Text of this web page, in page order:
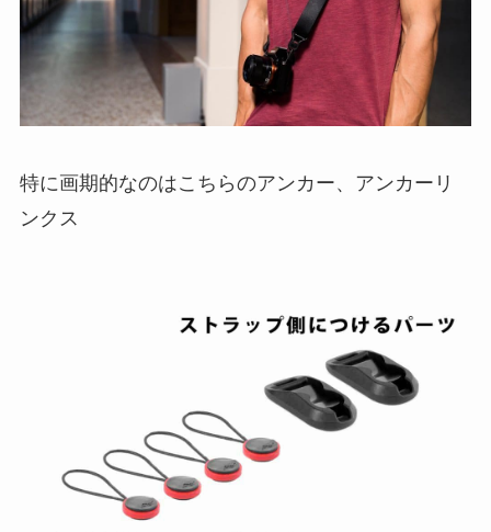
特に画期的なのはこちらのアンカー、アンカーリ
ンクス